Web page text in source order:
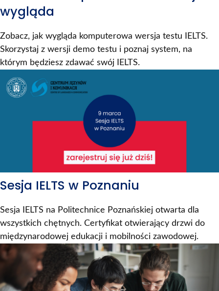
wygląda
Zobacz, jak wygląda komputerowa wersja testu IELTS.
Skorzystaj z wersji demo testu i poznaj system, na
którym będziesz zdawać swój IELTS.
Sesja IELTS w Poznaniu
Sesja IELTS na Politechnice Poznańskiej otwarta dla
wszystkich chętnych. Certyfikat otwierający drzwi do
międzynarodowej edukacji i mobilności zawodowej.